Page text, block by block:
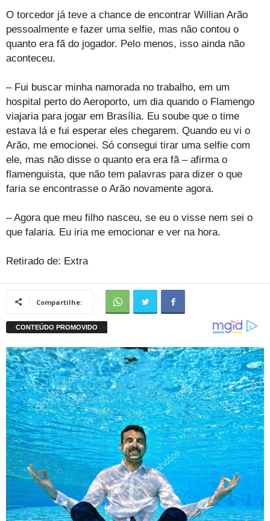
O torcedor já teve a chance de encontrar Willian Arão
pessoalmente e fazer uma selfie, mas não contou o
quanto era fã do jogador. Pelo menos, isso ainda não
aconteceu.
– Fui buscar minha namorada no trabalho, em um
hospital perto do Aeroporto, um dia quando o Flamengo
viajaria para jogar em Brasília. Eu soube que o time
estava lá e fui esperar eles chegarem. Quando eu vi o
Arão, me emocionei. Só consegui tirar uma selfie com
ele, mas não disse o quanto era era fã – afirma o
flamenguista, que não tem palavras para dizer o que
faria se encontrasse o Arão novamente agora.
– Agora que meu filho nasceu, se eu o visse nem sei o
que falaria. Eu iria me emocionar e ver na hora.
Retirado de: Extra
Compartilhe: